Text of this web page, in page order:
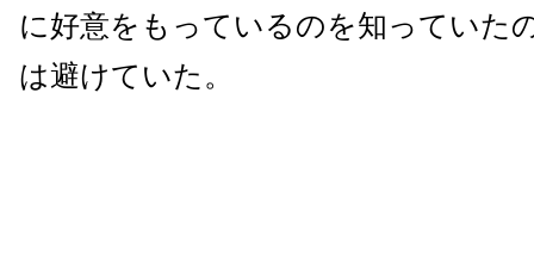
に好意をもっているのを知っていた
は避けていた。